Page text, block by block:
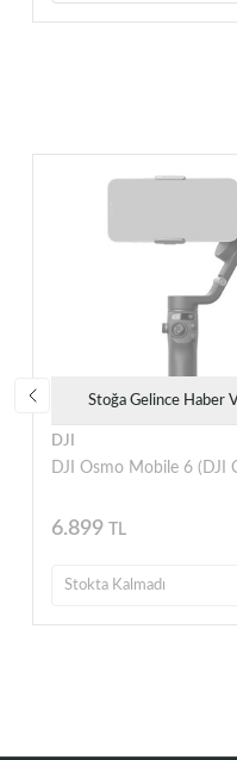
Stoğa Gelince Haber
DJI
DJI Osmo Mobile 6 (DJI
6.899 TL
Stokta Kalmadı